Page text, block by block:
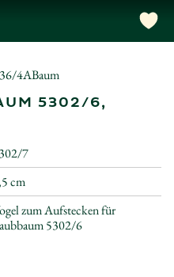
5302/6,
7
cm
zum Aufstecken für
5302/6